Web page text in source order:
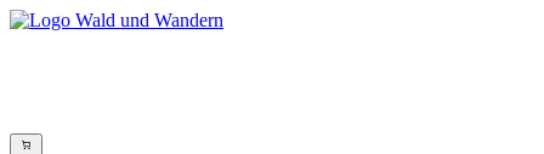
Zum